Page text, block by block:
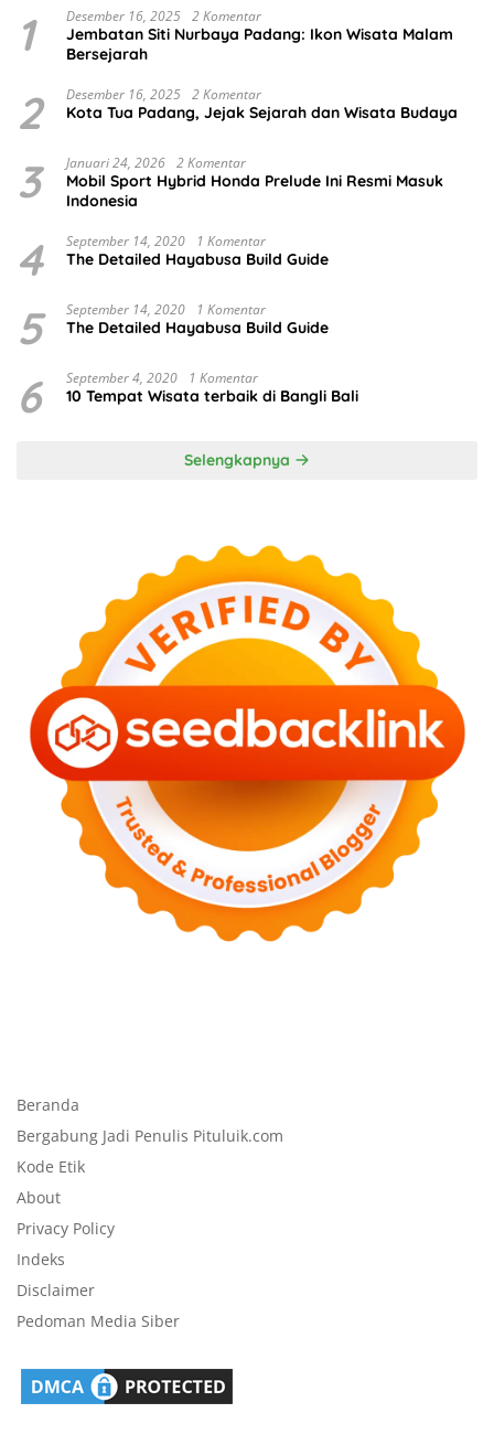
1 Desember 16, 2025 2 Komentar
Jembatan Siti Nurbaya Padang: Ikon Wisata Malam
Bersejarah
2 Desember 16, 2025 2 Komentar
Kota Tua Padang, Jejak Sejarah dan Wisata Budaya
3 Januari 24, 2026 2 Komentar
Mobil Sport Hybrid Honda Prelude Ini Resmi Masuk
Indonesia
4 September 14, 2020 1 Komentar
The Detailed Hayabusa Build Guide
5 September 14, 2020 1 Komentar
The Detailed Hayabusa Build Guide
6 September 4, 2020 1 Komentar
10 Tempat Wisata terbaik di Bangli Bali
Selengkapnya
Beranda
Bergabung Jadi Penulis Pituluik.com
Kode Etik
About
Privacy Policy
Indeks
Disclaimer
Pedoman Media Siber